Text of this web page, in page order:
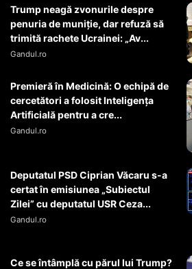
Trump neagă zvonurile despre
penuria de muniție, dar refuză să
trimită rachete Ucrainei: „Av...
Gandul.ro
Premieră în Medicină: O echipă de
cercetători a folosit Inteligența
Artificială pentru a cre...
Gandul.ro
Deputatul PSD Ciprian Văcaru s-a
certat în emisiunea „Subiectul
Zilei” cu deputatul USR Ceza...
Gandul.ro
Ce se întâmplă cu părul lui Trump?